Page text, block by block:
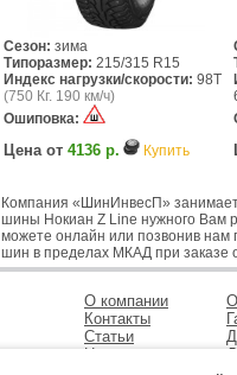
Сезон: зима
Типоразмер: 215/315 R15
Индекс нагрузки/скорости: 98T
(750 Кг. 190 км/ч)
Ошиповка:
Цена от 4136 р. Купить
Компания «ШинИнвесП»
шины Нокиан Z Line нужного Вам
можете онлайн или позвонив нам
шин в пределах МКАД при заказе
О компании
Контакты
Статьи
Новости